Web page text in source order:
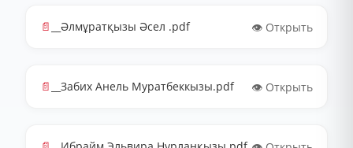
📄 __Әлмұратқызы Әсел .pdf 👁️ Открыть
📄 __Забих Анель Муратбеккызы.pdf 👁️ Открыть